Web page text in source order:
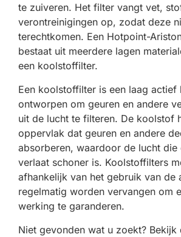
te zuiveren. Het filter vangt vet,
verontreinigingen op, zodat deze
terechtkomen. Een Hotpoint-
bestaat uit meerdere lagen
een koolstoffilter.
Een koolstoffilter is een laag
ontworpen om geuren en andere
uit de lucht te filteren. De koolstof
oppervlak dat geuren en andere
absorberen, waardoor de lucht die
verlaat schoner is. Koolstoffilters
afhankelijk van het gebruik van de
regelmatig worden vervangen om
werking te garanderen.
Niet gevonden wat u zoekt? Bekijk